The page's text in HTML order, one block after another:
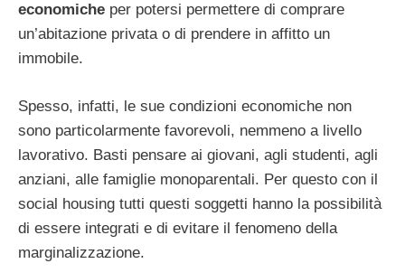
economiche per potersi permettere di comprare
un’abitazione privata o di prendere in affitto un
immobile.
Spesso, infatti, le sue condizioni economiche non
sono particolarmente favorevoli, nemmeno a livello
lavorativo. Basti pensare ai giovani, agli studenti, agli
anziani, alle famiglie monoparentali. Per questo con il
social housing tutti questi soggetti hanno la possibilità
di essere integrati e di evitare il fenomeno della
marginalizzazione.